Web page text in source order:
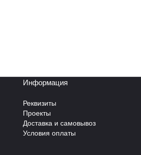
Информация
Реквизиты
Проекты
Доставка и самовывоз
Условия оплаты